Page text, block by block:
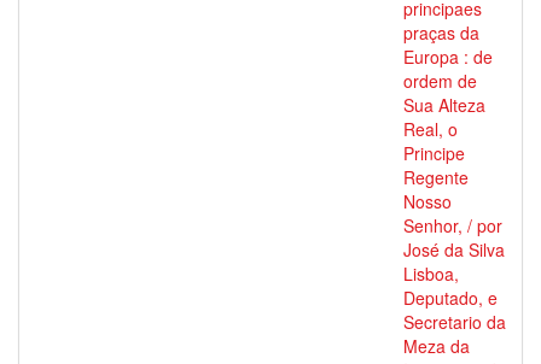
principaes
praças da
Europa : de
ordem de
Sua Alteza
Real, o
Principe
Regente
Nosso
Senhor, / por
José da Silva
Lisboa,
Deputado, e
Secretario da
Meza da